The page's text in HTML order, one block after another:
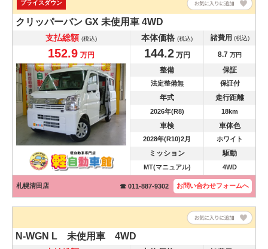
プライスダウン
クリッパーバン GX 未使用車 4WD
支払総額 (税込) 本体価格 (税込) 諸費用 (税込)
152.9 万円 144.2万円 8.7 万円
整備 保証
法定整備無 保証付
年式 走行距離
2026年(R8) 18km
車検 車体色
2028年(R10)2月 ホワイト
ミッション 駆動
MT(マニュアル) 4WD
札幌清田店 ☎ 011-887-9302 お問い合わせフォームへ
N-WGN L 未使用車 4WD